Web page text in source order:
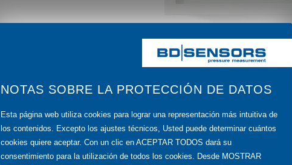
Se trata nada menos que de la garantía de satisfacción
comprueban todos los procesos y desarrollos que hay
empresa, desde la comprensión del mercado y del
innovación hasta la eliminación de basuras. Esto
NOTAS SOBRE LA PROTECCIÓN DE DATOS
Esta página web utiliza cookies para lograr una representación más intuitiva de
los contenidos. Excepto los ajustes técnicos, Usted puede determinar cuántos
cookies quiere aceptar. Con un clic en ACEPTAR TODOS dará su
consentimiento para la utilización de todos los cookies. Desde MOSTRAR